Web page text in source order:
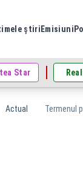
știri Emisiuni
Star
Actual Termenul